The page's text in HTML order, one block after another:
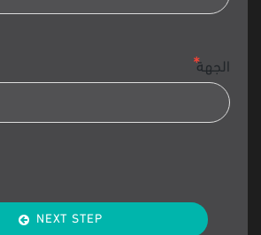
الجهة
NEXT STEP